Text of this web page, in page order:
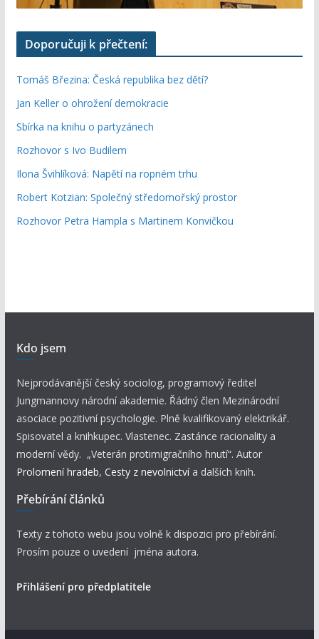
Doporučuji k přečtení:
Tomáš Březina: Česká republika bez dětí?
Jan Keller o ohrožení demokracie
Sbírka na knihu o partyzánech
Rozhovor s Ivo Budilem
Ilona Švihlíková: Napětí na ropném trhu
Robert Kotzian: Společný středomořský prostor
Rozhovor Petra Hampla s Martinem Konvičkou
Kdo jsem
Nejprodávanější český sociolog, programový ředitel
Jungmannovy národní akademie. Řádný člen Mezinárodní
asociace pozitivní psychologie. Plně kvalifikovaný elektrikář.
Spisovatel a knihkupec. Vlastenec. Zastánce racionality a
moderní vědy. „Veterán protimigračního hnutí“. Autor
Prolomení hradeb, Cesty z nevolnictví a dalších knih.
Přebírání článků
Texty z tohoto webu jsou volně k dispozici pro přebírání.
Prosím pouze o uvedení jména autora.
Přihlášení pro předplatitele